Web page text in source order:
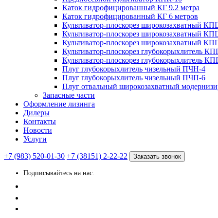
Каток гидрофицированный КГ 9.2 метра
Каток гидрофицированный КГ 6 метров
Культиватор-плоскорез широкозахватный
Культиватор-плоскорез широкозахватный
Культиватор-плоскорез широкозахватный
Культиватор-плоскорез глубокорыхлитель
Культиватор-плоскорез глубокорыхлитель
Плуг глубокорыхлитель чизельный ПЧН-4
Плуг глубокорыхлитель чизельный ПЧП-6
Плуг отвальный широкозахватный
Запасные части
Оформление лизинга
Дилеры
Контакты
Новости
Услуги
+7 (983) 520-01-30 +7 (38151) 2-22-22 Заказать звонок
Подписывайтесь на нас: